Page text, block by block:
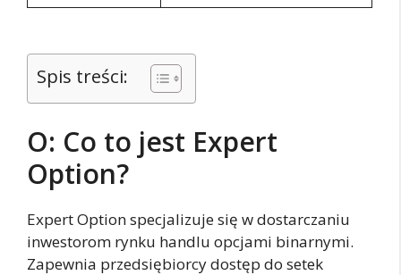
Spis treści:
O: Co to jest Expert
Option?
Expert Option specjalizuje się w dostarczaniu
inwestorom rynku handlu opcjami binarnymi.
Zapewnia przedsiębiorcy dostęp do setek